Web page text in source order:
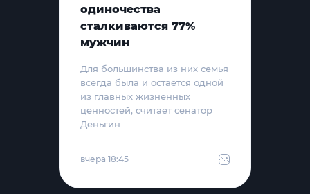
одиночества
сталкиваются 77%
мужчин
Для большинства из них семья
всегда была и остаётся одной
из главных жизненных
ценностей, считает сенатор
Деньгин
вчера 18:45